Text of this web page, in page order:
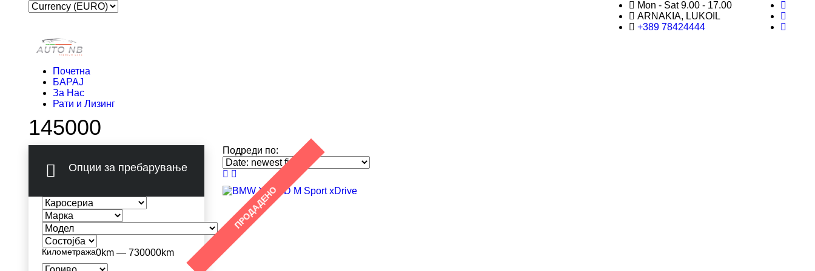
Mon - Sat 9.00 - 17.00
ARNAKIA, LUKOIL
+389 78424444
Почетна
БАРАЈ
За Нас
Рати и Лизинг
145000
Опции за пребарување
Километража0km — 730000km
Подреди по:
ПРОДАДЕНО